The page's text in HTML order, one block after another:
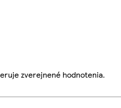
zverejnené hodnotenia.